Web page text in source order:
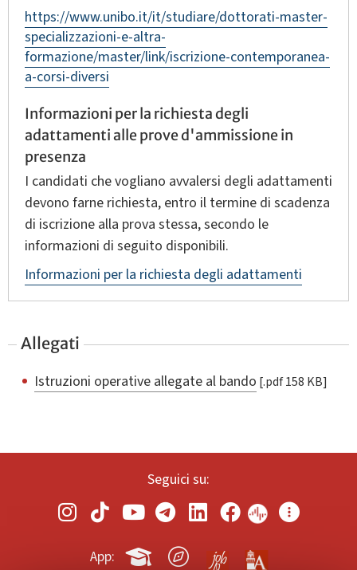
https://www.unibo.it/it/studiare/dottorati-master-
specializzazioni-e-altra-
formazione/master/link/iscrizione-contemporanea-
a-corsi-diversi
Informazioni per la richiesta degli
adattamenti alle prove d'ammissione in
presenza
I candidati che vogliano avvalersi degli adattamenti
devono farne richiesta, entro il termine di scadenza
di iscrizione alla prova stessa, secondo le
informazioni di seguito disponibili.
Informazioni per la richiesta degli adattamenti
Allegati
Istruzioni operative allegate al bando [.pdf 158 KB]
Seguici su:
App: